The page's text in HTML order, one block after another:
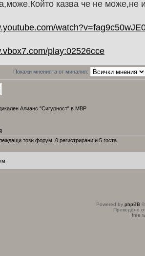
казва че не може,не
play:02526cce
Покажи мненията от миналия:
Алианс "Сигурност" в МВР
този форум: 0 регистрирани и 5 госта
Powered by phpBB
Преведено
free